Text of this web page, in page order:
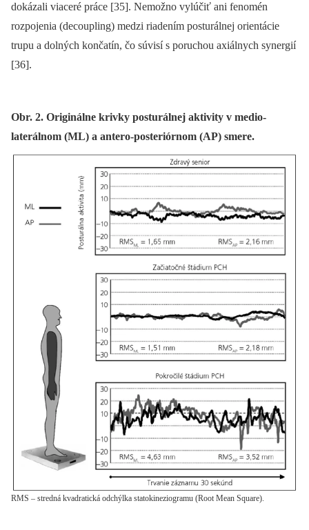
dokázali viaceré práce [35]. Nemožno vylúčiť ani fenomén
rozpojenia (decoupling) medzi riadením posturálnej orientácie
trupu a dolných končatín, čo súvisí s poruchou axiálnych synergií
[36].
Obr. 2. Originálne krivky posturálnej aktivity v medio-
laterálnom (ML) a antero-posteriórnom (AP) smere.
RMS – stredná kvadratická odchýlka statokineziogramu (Root Mean Square).